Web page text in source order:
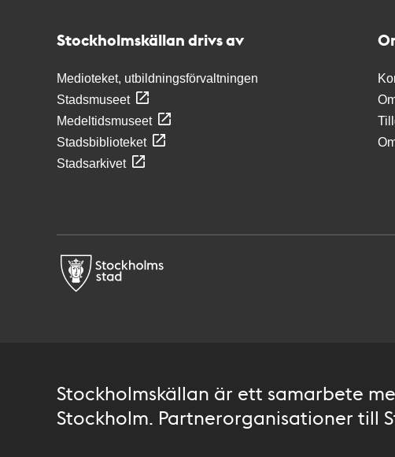
Stockholmskällan drivs av
Medioteket, utbildningsförvaltningen
Stadsmuseet
Medeltidsmuseet
Stadsbiblioteket
Stadsarkivet
Stockholmskällan är ett samarbete
Stockholm. Partnerorganisationer till